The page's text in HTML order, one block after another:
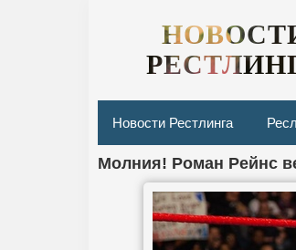
Новости Рестлинга
Молния! Роман Рейнс